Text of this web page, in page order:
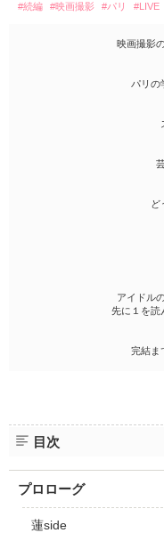
#続編 #映画撮影 #パリ #LIVE
映画撮影
パリの
ど
アイドル
先に１を読
完結ま
目次
プロローグ
蓮side